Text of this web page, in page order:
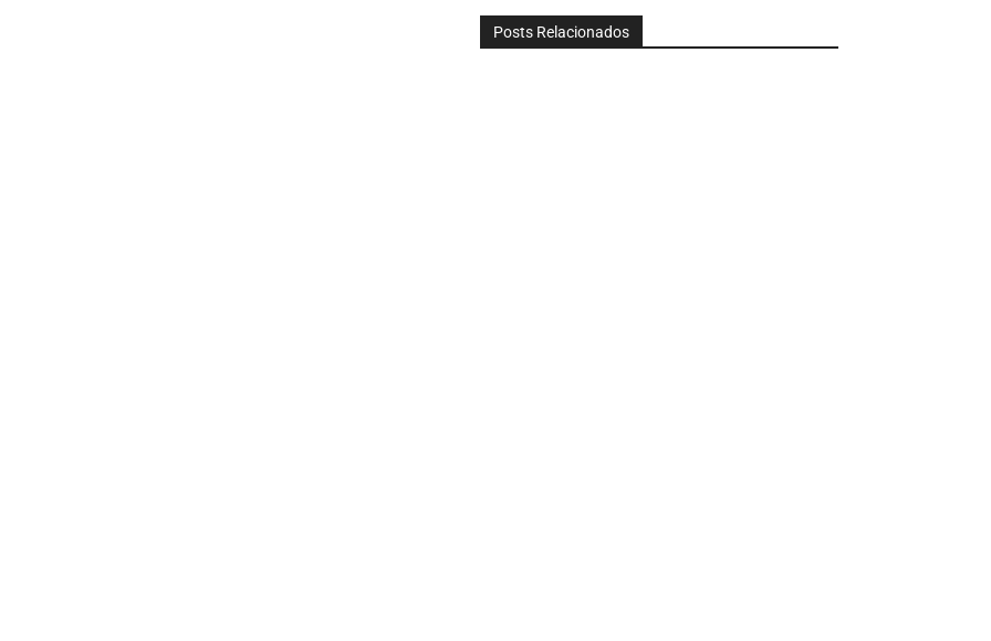
Posts Relacionados